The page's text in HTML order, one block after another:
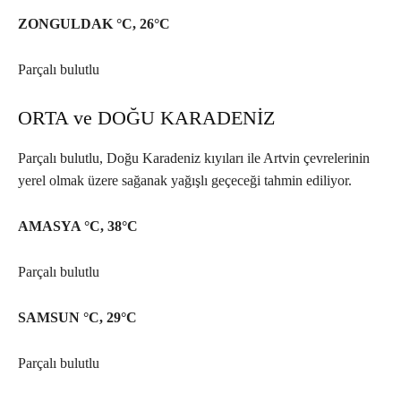
ZONGULDAK °C, 26°C
Parçalı bulutlu
ORTA ve DOĞU KARADENİZ
Parçalı bulutlu, Doğu Karadeniz kıyıları ile Artvin çevrelerinin
yerel olmak üzere sağanak yağışlı geçeceği tahmin ediliyor.
AMASYA °C, 38°C
Parçalı bulutlu
SAMSUN °C, 29°C
Parçalı bulutlu